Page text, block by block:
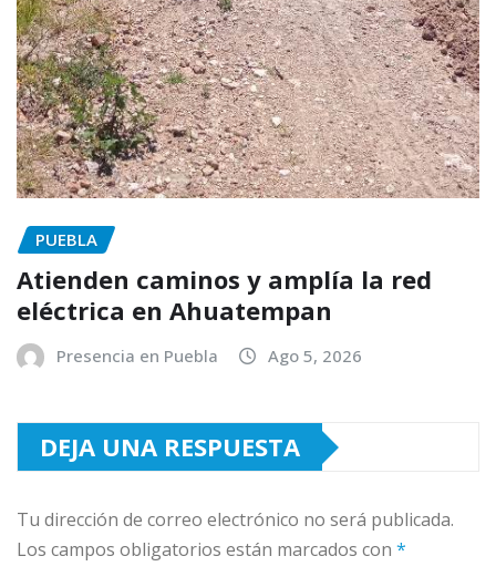
PUEBLA
Atienden caminos y amplía la red
eléctrica en Ahuatempan
Presencia en Puebla Ago 5, 2026
DEJA UNA RESPUESTA
Tu dirección de correo electrónico no será publicada.
Los campos obligatorios están marcados con *